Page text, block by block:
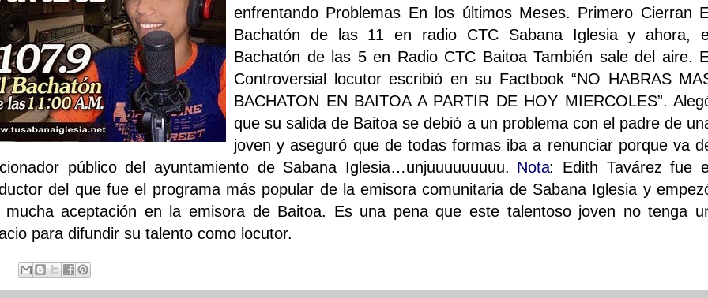
enfrentando Problemas En los últimos Meses. Primero Cierran
Bachatón de las 11 en radio CTC Sabana Iglesia y ahora,
Bachatón de las 5 en Radio CTC Baitoa También sale del aire.
Controversial locutor escribió en su Factbook “NO HABRAS
BACHATON EN BAITOA A PARTIR DE HOY MIERCOLES”.
que su salida de Baitoa se debió a un problema con el padre de
joven y aseguró que de todas formas iba a renunciar porque va
público del ayuntamiento de Sabana Iglesia…unjuuuuuuuuu.Nota: Edith Tavárez fue
del que fue el programa más popular de la emisora comunitaria de Sabana Iglesia y
mucha aceptación en la emisora de Baitoa. Es una pena que este talentoso joven no tenga
para difundir su talento como locutor.